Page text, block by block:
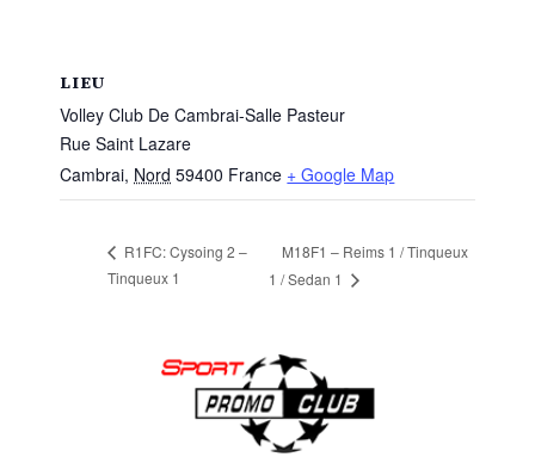
LIEU
Volley Club De Cambrai-Salle Pasteur
Rue Saint Lazare
Cambrai, Nord 59400 France + Google Map
R1FC: Cysoing 2 –
Tinqueux 1
M18F1 – Reims 1 / Tinqueux
1 / Sedan 1